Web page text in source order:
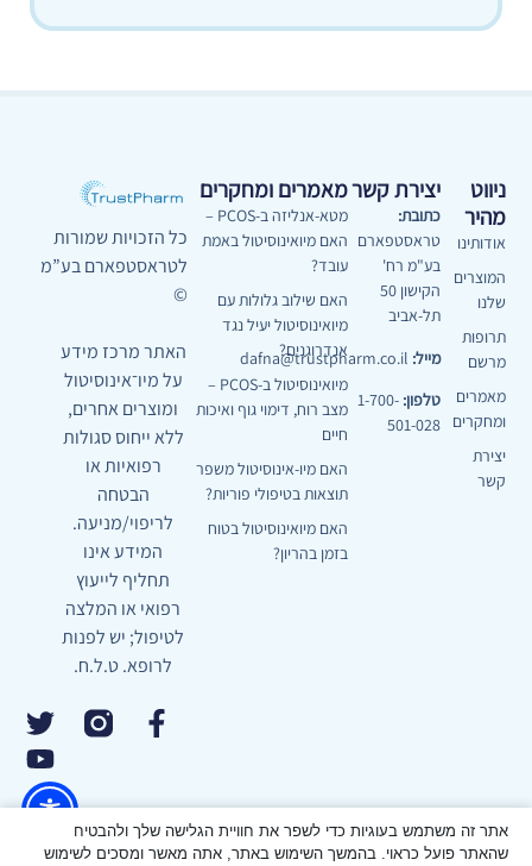
ניווט
מהיר
אודותינו
המוצרים
שלנו
תרופות
מרשם
מאמרים
ומחקרים
יצירת
קשר
יצירת קשר
כתובת:
טראסטפארם
בע"מ רח'
הקישון 50
תל-אביב
מייל:
טלפון: 1-700-
501-028
מאמרים ומחקרים
מטא-אנליזה ב-PCOS –
האם מיואינוסיטול באמת
עובד?
האם שילוב גלולות עם
מיואינוסיטול יעיל נגד
אנדרוגנים?
מיואינוסיטול ב-PCOS –
מצב רוח, דימוי גוף ואיכות
חיים
האם מיו-אינוסיטול משפר
תוצאות בטיפולי פוריות?
האם מיואינוסיטול בטוח
בזמן בהריון?
כל הזכויות שמורות
לטראסטפארם בע”מ
©
האתר מרכז מידע
על מיו־אינוסיטול
ומוצרים אחרים,
ללא ייחוס סגולות
רפואיות או
הבטחה
לריפוי/מניעה.
המידע אינו
תחליף לייעוץ
רפואי או המלצה
לטיפול; יש לפנות
לרופא. ט.ל.ח.
אתר זה משתמש בעוגיות כדי לשפר את חוויית הגלישה שלך ולהבטיח
שהאתר פועל כראוי. בהמשך השימוש באתר, אתה מאשר ומסכים לשימוש